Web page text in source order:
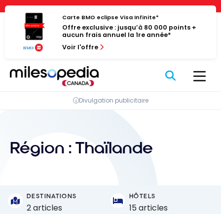
Panneau de gestion des cookies
Passer
contenu
Carte BMO eclipse Visa Infinite*
Offre exclusive : jusqu’à 80 000 points +
aucun frais annuel la 1re année*
Voir l'offre
Divulgation publicitaire
Région : Thaïlande
DESTINATIONS
2 articles
HÔTELS
15 articles